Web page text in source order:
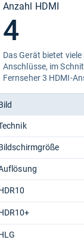
Anzahl HDMI
4
Das Gerät bie­tet viele
Anschlüsse, im
Fern­se­her 3 HDMI-​